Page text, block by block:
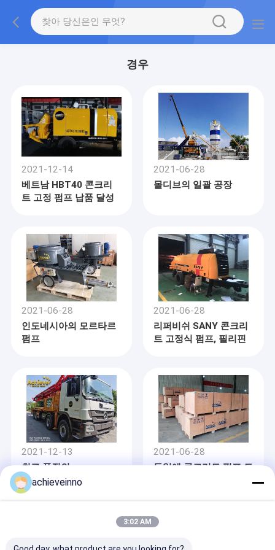
경우
2021-12-14
베트남 HBT40 콘크리
트 고정 펌프 납품 달성
2021-06-28
몰디브의 일괄 공장
2021-06-28
인도네시아의 모르타르
펌프
2021-06-28
리퍼비쉬 SANY 콘크리
트 고정식 펌프, 필리핀
2021-12-13
최고 품질의
Putzmeister M56-5Z
를 중동으로 개조
2021-06-28
독일에 콘크리트 펌프 트
achieveinno
3:02 AM